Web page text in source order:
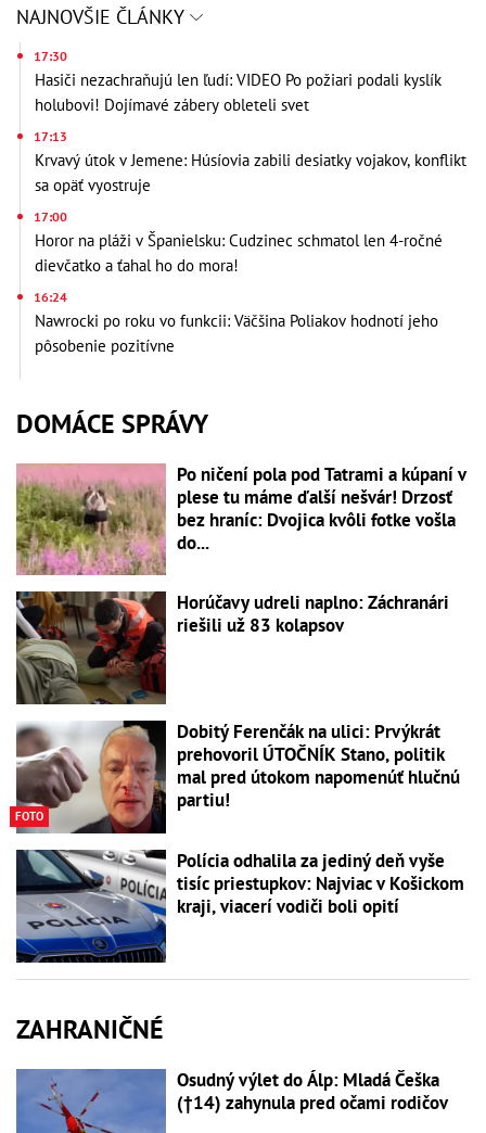
NAJNOVŠIE ČLÁNKY
17:30
Hasiči nezachraňujú len ľudí: VIDEO Po požiari podali kyslík
holubovi! Dojímavé zábery obleteli svet
17:13
Krvavý útok v Jemene: Húsíovia zabili desiatky vojakov, konflikt
sa opäť vyostruje
17:00
Horor na pláži v Španielsku: Cudzinec schmatol len 4-ročné
dievčatko a ťahal ho do mora!
16:24
Nawrocki po roku vo funkcii: Väčšina Poliakov hodnotí jeho
pôsobenie pozitívne
DOMÁCE SPRÁVY
Po ničení pola pod Tatrami a kúpaní v
plese tu máme ďalší nešvár! Drzosť
bez hraníc: Dvojica kvôli fotke vošla
do...
Horúčavy udreli naplno: Záchranári
riešili už 83 kolapsov
FOTO
Dobitý Ferenčák na ulici: Prvýkrát
prehovoril ÚTOČNÍK Stano, politik
mal pred útokom napomenúť hlučnú
partiu!
Polícia odhalila za jediný deň vyše
tisíc priestupkov: Najviac v Košickom
kraji, viacerí vodiči boli opití
ZAHRANIČNÉ
Osudný výlet do Álp: Mladá Češka
(†14) zahynula pred očami rodičov